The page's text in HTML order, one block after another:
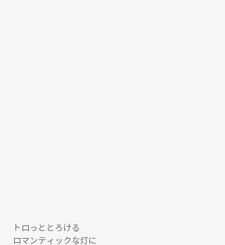
トロっととろける
ロマンティックな灯に